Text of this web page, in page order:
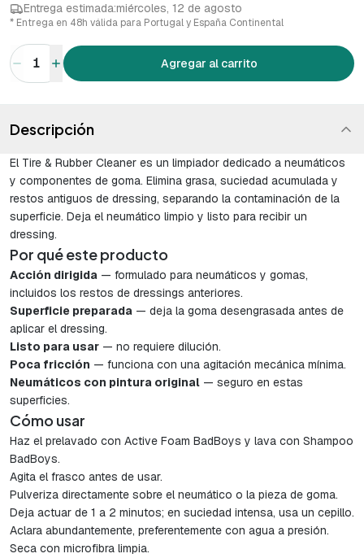
Entrega estimada:miércoles, 12 de agosto
* Entrega en 48h válida para Portugal y España Continental
1 Agregar al carrito
Descripción
El Tire & Rubber Cleaner es un limpiador dedicado a neumáticos
y componentes de goma. Elimina grasa, suciedad acumulada y
restos antiguos de dressing, separando la contaminación de la
superficie. Deja el neumático limpio y listo para recibir un
dressing.
Por qué este producto
Acción dirigida — formulado para neumáticos y gomas,
incluidos los restos de dressings anteriores.
Superficie preparada — deja la goma desengrasada antes de
aplicar el dressing.
Listo para usar — no requiere dilución.
Poca fricción — funciona con una agitación mecánica mínima.
Neumáticos con pintura original — seguro en estas
superficies.
Cómo usar
Haz el prelavado con Active Foam BadBoys y lava con Shampoo
BadBoys.
Agita el frasco antes de usar.
Pulveriza directamente sobre el neumático o la pieza de goma.
Deja actuar de 1 a 2 minutos; en suciedad intensa, usa un cepillo.
Aclara abundantemente, preferentemente con agua a presión.
Seca con microfibra limpia.